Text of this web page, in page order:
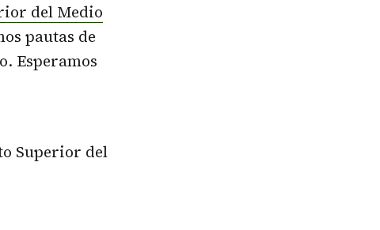
del Medio
pautas de
Esperamos
Superior del